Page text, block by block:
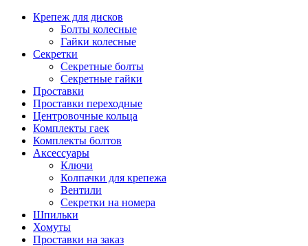
Крепеж для дисков
Болты колесные
Гайки колесные
Секретки
Секретные болты
Секретные гайки
Проставки
Проставки переходные
Центровочные кольца
Комплекты гаек
Комплекты болтов
Аксессуары
Ключи
Колпачки для крепежа
Вентили
Секретки на номера
Шпильки
Хомуты
Проставки на заказ